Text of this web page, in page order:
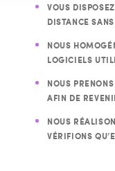
VOUS
DISTANCE
NOUS
LOGICIELS
NOUS
AFIN DE
NOUS
VÉRIFIONS